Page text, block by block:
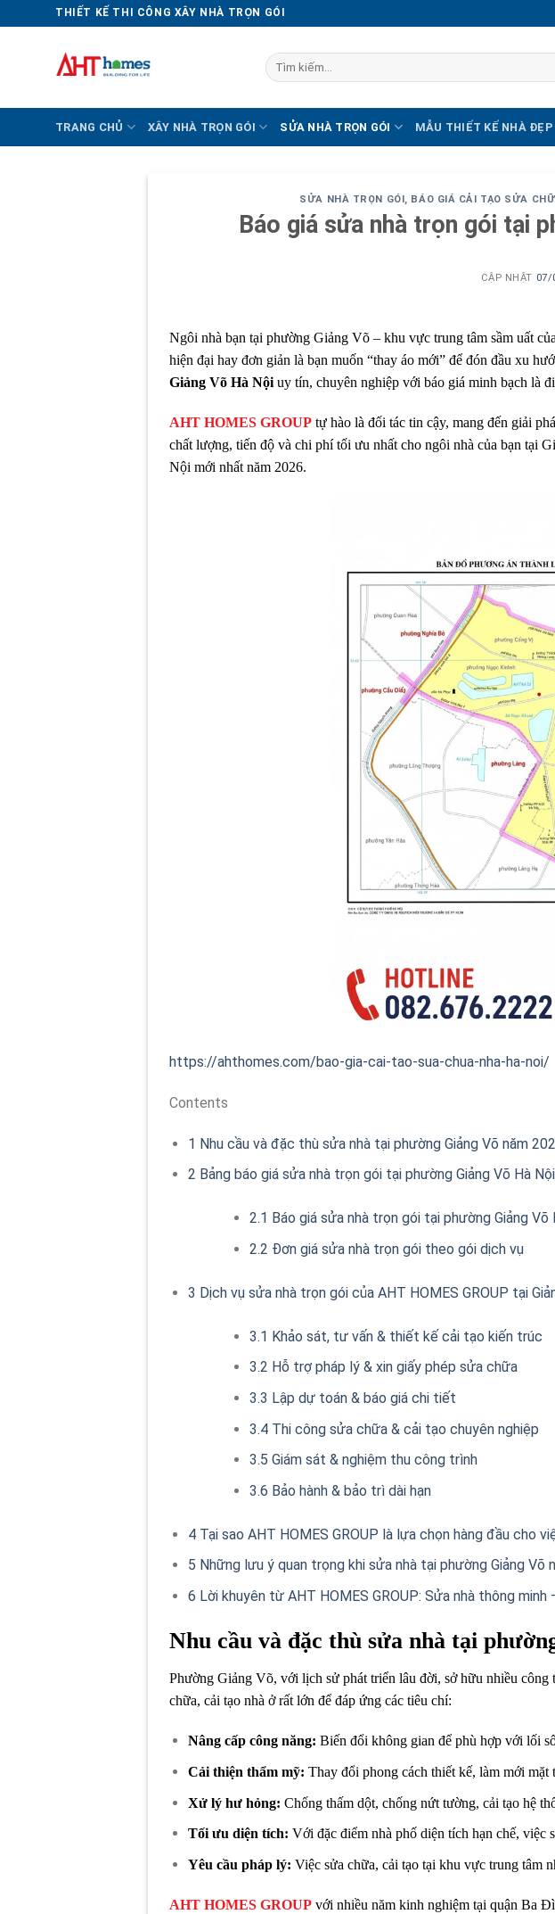
THIẾT KẾ THI CÔNG XÂY NHÀ TRỌN GÓI
Tìm
kiếm:
TRANG CHỦ XÂY NHÀ TRỌN GÓI SỬA NHÀ TRỌN GÓI MẪU THIẾT KẾ NHÀ ĐẸP
SỬA NHÀ TRỌN GÓI, BÁO GIÁ CẢI TẠO SỬA
Báo giá sửa nhà trọn gói tại
CẬP NHẬT 07/
Ngôi nhà bạn tại phường Giảng Võ – khu vực trung tâm sầm uất
hiện đại hay đơn giản là bạn muốn “thay áo mới” để đón đầu xu
Giảng Võ Hà Nội uy tín, chuyên nghiệp với báo giá minh bạch là
AHT HOMES GROUP tự hào là đối tác tin cậy, mang đến giải
chất lượng, tiến độ và chi phí tối ưu nhất cho ngôi nhà của bạn tại
Nội mới nhất năm 2026.
https://ahthomes.com/bao-gia-cai-tao-sua-chua-nha-ha-noi/
Contents
1 Nhu cầu và đặc thù sửa nhà tại phường Giảng Võ năm
2 Bảng báo giá sửa nhà trọn gói tại phường Giảng Võ Hà
2.1 Báo giá sửa nhà trọn gói tại phường Giảng
2.2 Đơn giá sửa nhà trọn gói theo gói dịch vụ
3 Dịch vụ sửa nhà trọn gói của AHT HOMES GROUP tại
3.1 Khảo sát, tư vấn & thiết kế cải tạo kiến trúc
3.2 Hỗ trợ pháp lý & xin giấy phép sửa chữa
3.3 Lập dự toán & báo giá chi tiết
3.4Thi công sửa chữa & cải tạo chuyên nghiệp
3.5 Giám sát & nghiệm thu công trình
3.6 Bảo hành & bảo trì dài hạn
4Tại sao AHT HOMES GROUP là lựa chọn hàng đầu cho
5 Những lưu ý quan trọng khi sửa nhà tại phường Giảng Võ
6 Lời khuyên từ AHT HOMES GROUP: Sửa nhà thông minh
Nhu cầu và đặc thù sửa nhà tại
Phường Giảng Võ, với lịch sử phát triển lâu đời, sở hữu nhiều
chữa, cải tạo nhà ở rất lớn để đáp ứng các tiêu chí:
Nâng cấp công năng: Biến đổi không gian để phù hợp với lối
Cải thiện thẩm mỹ: Thay đổi phong cách thiết kế, làm mới
Xử lý hư hỏng: Chống thấm dột, chống nứt tường, cải tạo hệ
Tối ưu diện tích: Với đặc điểm nhà phố diện tích hạn chế, việc
Yêu cầu pháp lý: Việc sửa chữa, cải tạo tại khu vực trung tâm
AHT HOMES GROUP với nhiều năm kinh nghiệm tại quận Ba